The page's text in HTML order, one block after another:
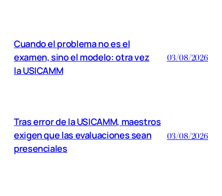
Cuando el problema no es el
examen, sino el modelo: otra vez
la USICAMM
03/08/2026
Tras error de la USICAMM, maestros
exigen que las evaluaciones sean
presenciales
03/08/2026